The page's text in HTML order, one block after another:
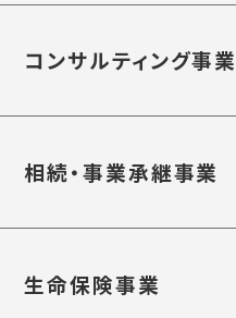
コンサルティング事業
相続・事業承継事業
生命保険事業